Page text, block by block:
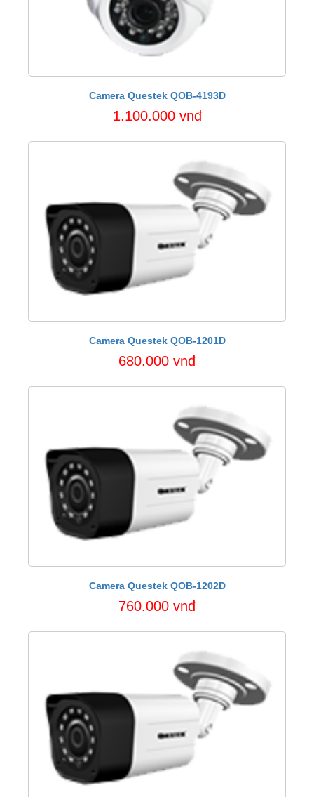
Camera Questek QOB-4193D
1.100.000 vnđ
Camera Questek QOB-1201D
680.000 vnđ
Camera Questek QOB-1202D
760.000 vnđ